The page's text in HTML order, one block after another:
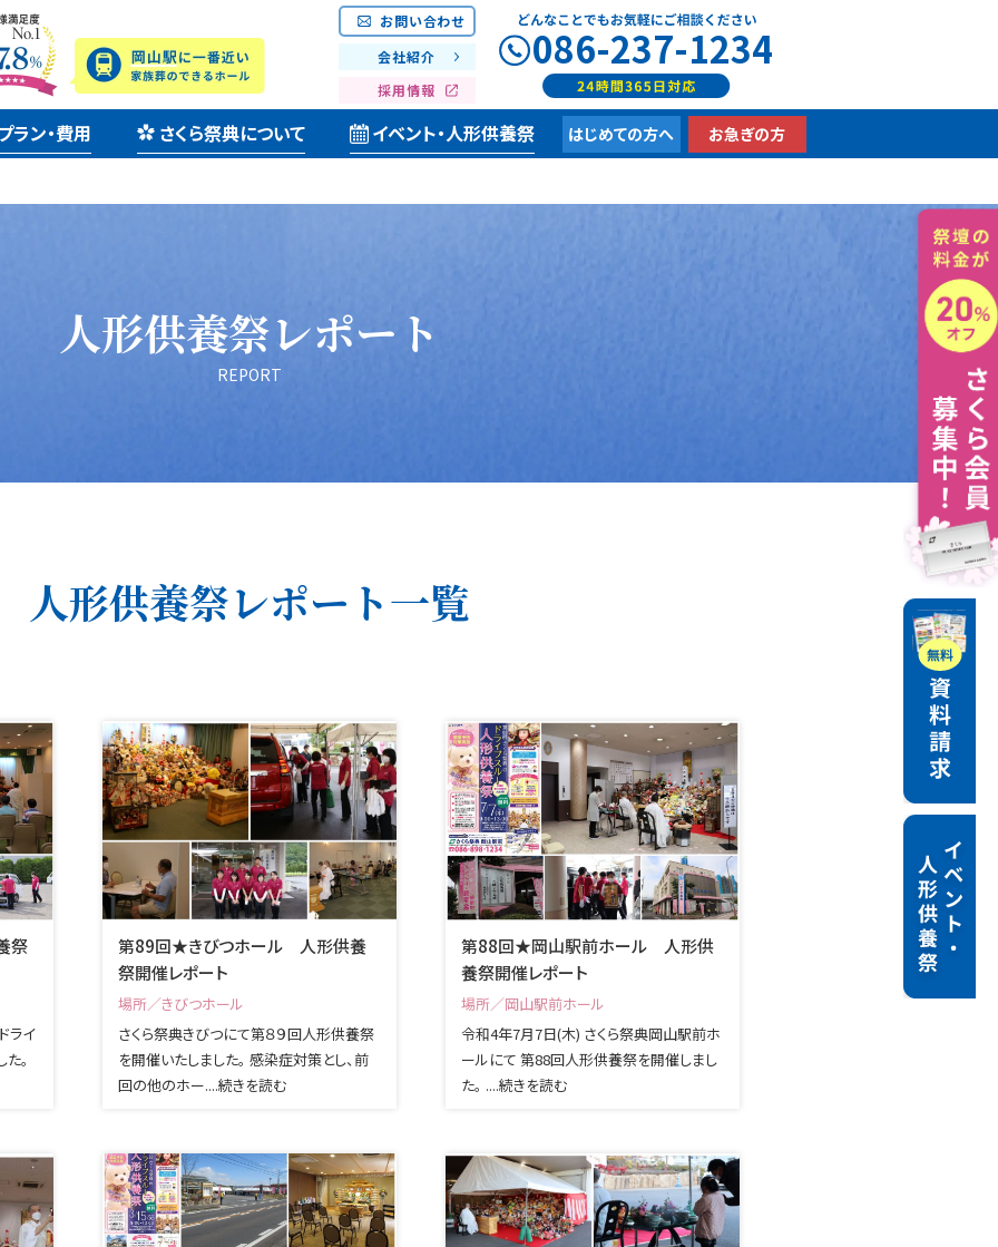
ラン・費用 さくら祭典について イベント・人形供養祭 はじめての方へ お急ぎの方
お問い合わせ
会社紹介
採用情報
086-237-1234
人形供養祭レポート
REPORT
人形供養祭レポート一覧
祭
ライ
。
第89回★きびつホール 人形供養
祭開催レポート
場所／きびつホール
さくら祭典きびつにて第８９回人形供養祭
を開催いたしました。 感染症対策とし、前
回の他のホー....続きを読む
第88回★岡山駅前ホール 人形供
養祭開催レポート
場所／岡山駅前ホール
令和4年7月7日(木) さくら祭典岡山駅前ホ
ールにて 第88回人形供養祭を開催しまし
た。 ....続きを読む